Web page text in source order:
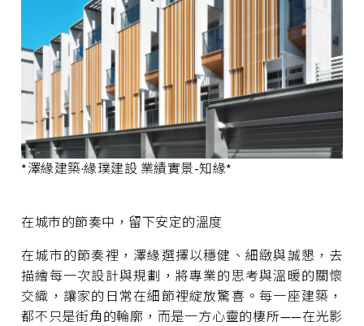
*澤緣建築·緣璞建設 業績實景-知緣*
在城市的節奏中，留下安定的溫度
在城市的節奏裡，澤緣選擇以穩健、細緻與誠懇，去
描繪每一次設計與規劃，將專業的思考與溫暖的關懷
交織，讓家的日常在細節裡綻放驚喜。每一座建築，
都不只是街角的輪廓，而是一方心靈的棲所——在光影